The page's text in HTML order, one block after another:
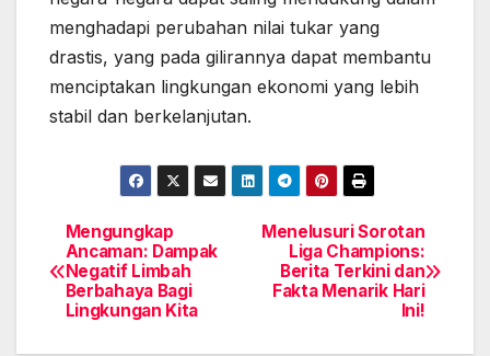
menghadapi perubahan nilai tukar yang
drastis, yang pada gilirannya dapat membantu
menciptakan lingkungan ekonomi yang lebih
stabil dan berkelanjutan.
Post
navigation
Menelusuri Sorotan
Liga Champions:
Berita Terkini dan
Fakta Menarik Hari
Ini!
Mengungkap
Ancaman: Dampak
Negatif Limbah
Berbahaya Bagi
Lingkungan Kita